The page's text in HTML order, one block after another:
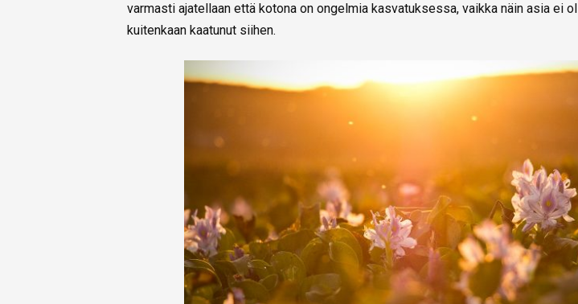
varmasti ajatellaan että kotona on ongelmia kasvatuksessa, vaikka näin asia ei
kuitenkaan kaatunut siihen.